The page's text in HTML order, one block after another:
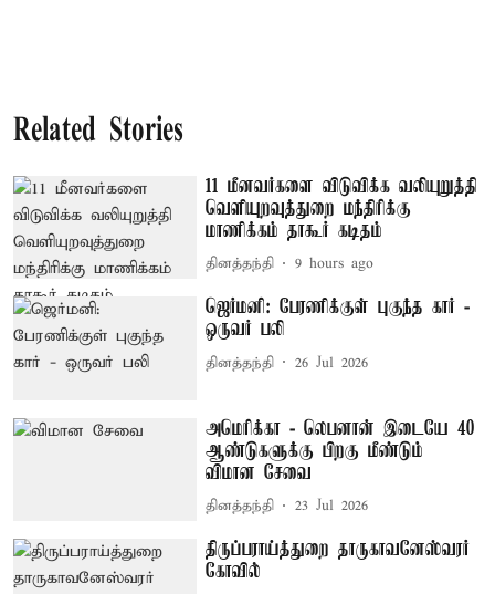
Related Stories
11 மீனவர்களை விடுவிக்க வலியுறுத்தி
வெளியுறவுத்துறை மந்திரிக்கு
மாணிக்கம் தாகூர் கடிதம்
தினத்தந்தி 9 hours ago
ஜெர்மனி: பேரணிக்குள் புகுந்த கார் -
ஒருவர் பலி
தினத்தந்தி 26 Jul 2026
அமெரிக்கா - லெபனான் இடையே 40
ஆண்டுகளுக்கு பிறகு மீண்டும்
விமான சேவை
தினத்தந்தி 23 Jul 2026
திருப்பராய்த்துறை தாருகாவனேஸ்வரர்
கோவில்